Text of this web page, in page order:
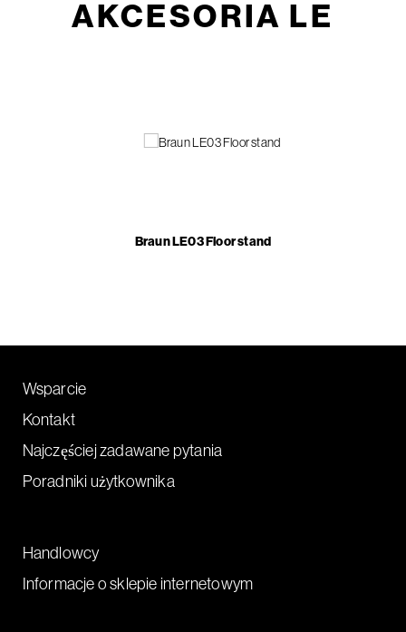
AKCESORIA LE
Braun LE03 Floor stand
Wsparcie
Kontakt
Najczęściej zadawane pytania
Poradniki użytkownika
Handlowcy
Informacje o sklepie internetowym